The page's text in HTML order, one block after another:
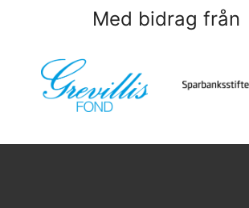
Med bidrag från